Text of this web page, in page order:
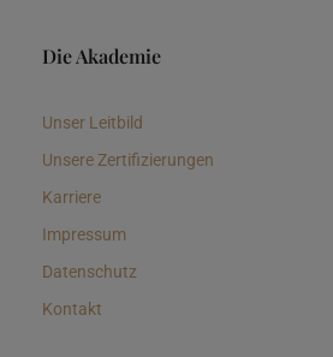
Die Akademie
Unser Leitbild
Unsere Zertifizierungen
Karriere
Impressum
Datenschutz
Kontakt